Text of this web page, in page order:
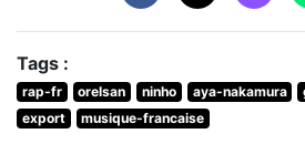
Tags :
rap-fr orelsan ninho aya-nakamura
export
musique-francaise